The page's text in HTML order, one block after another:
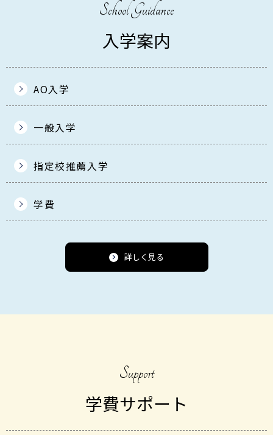
School Guidance
入学案内
AO入学
一般入学
指定校推薦入学
学費
詳しく見る
Support
学費サポート